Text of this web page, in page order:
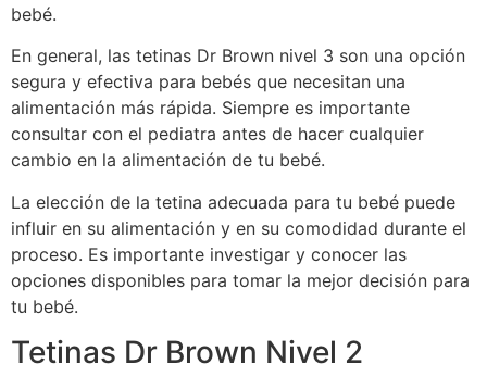
bebé.
En general, las tetinas Dr Brown nivel 3 son una opción
segura y efectiva para bebés que necesitan una
alimentación más rápida. Siempre es importante
consultar con el pediatra antes de hacer cualquier
cambio en la alimentación de tu bebé.
La elección de la tetina adecuada para tu bebé puede
influir en su alimentación y en su comodidad durante el
proceso. Es importante investigar y conocer las
opciones disponibles para tomar la mejor decisión para
tu bebé.
Tetinas Dr Brown Nivel 2